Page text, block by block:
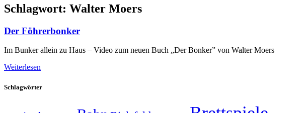
Schlagwort: Walter Moers
Der Föhrerbonker
Im Bunker allein zu Haus – Video zum neuen Buch „Der Bonker” von Walter Moers
Weiterlesen
Schlagwörter